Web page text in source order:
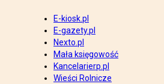
E-kiosk.pl
E-gazety.pl
Nexto.pl
Mała księgowość
Kancelarierp.pl
Wieści Rolnicze